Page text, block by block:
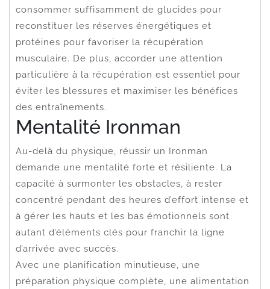
consommer suffisamment de glucides pour
reconstituer les réserves énergétiques et
protéines pour favoriser la récupération
musculaire. De plus, accorder une attention
particulière à la récupération est essentiel pour
éviter les blessures et maximiser les bénéfices
des entraînements.
Mentalité Ironman
Au-delà du physique, réussir un Ironman
demande une mentalité forte et résiliente. La
capacité à surmonter les obstacles, à rester
concentré pendant des heures d’effort intense et
à gérer les hauts et les bas émotionnels sont
autant d’éléments clés pour franchir la ligne
d’arrivée avec succès.
Avec une planification minutieuse, une
préparation physique complète, une alimentation